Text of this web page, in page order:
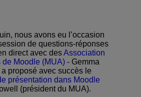
un appel d'offres
nous avons eu l’occasion
de questions-réponses
direct avec desAssociation
Moodle (MUA) - Gemma
proposé avec succès le
présentation dans Moodle
(président du MUA).